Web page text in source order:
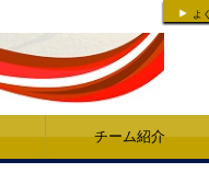
よ
チーム紹介